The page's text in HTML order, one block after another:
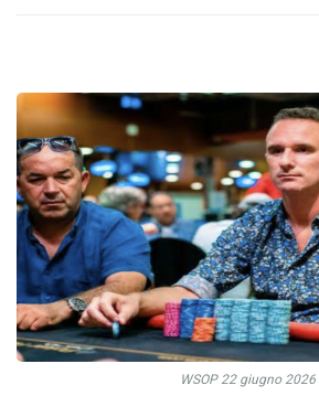
WSOP 22 giugno 2026